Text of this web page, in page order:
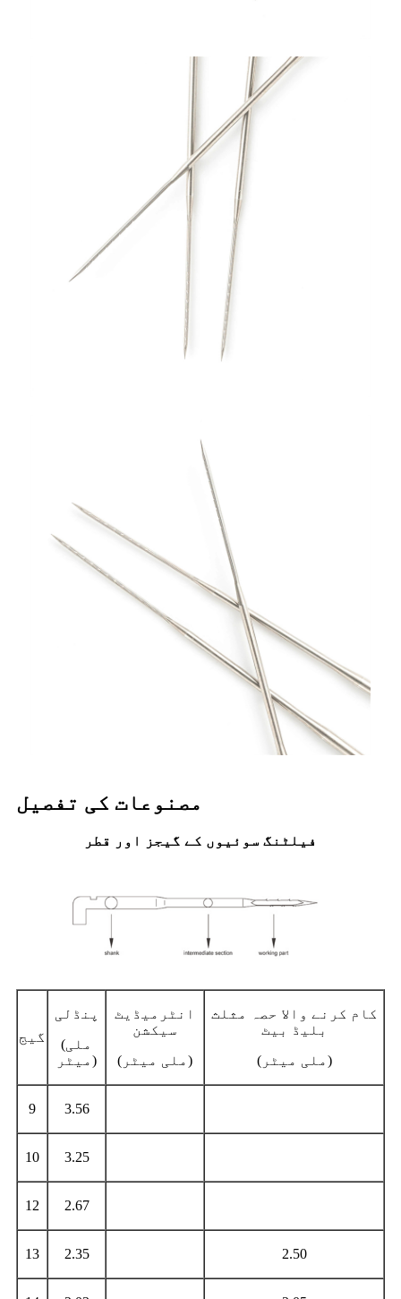
مصنوعات کی تفصیل
فیلٹنگ سوئیوں کے گیجز اور قطر
گیج
پنڈلی
(ملی
میٹر)
انٹرمیڈیٹ
سیکشن
(ملی میٹر)
کام کرنے والا حصہ مثلث
بلیڈ بیٹ
(ملی میٹر)
9 3.56
10 3.25
12 2.67
13 2.35 2.50